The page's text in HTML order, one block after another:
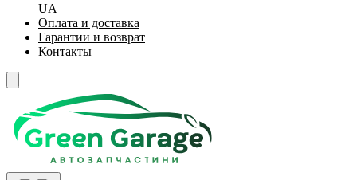
UA
Оплата и доставка
Гарантии и возврат
Контакты